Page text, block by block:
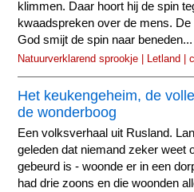
klimmen. Daar hoort hij de spin
kwaadspreken over de mens.
God smijt de spin naar beneden...
Natuurverklarend sprookje | Letland |
Het keukengeheim, de
de wonderboog
Een volksverhaal uit Rusland.
geleden dat niemand zeker weet
gebeurd is - woonde er in een
had drie zoons en die woonden